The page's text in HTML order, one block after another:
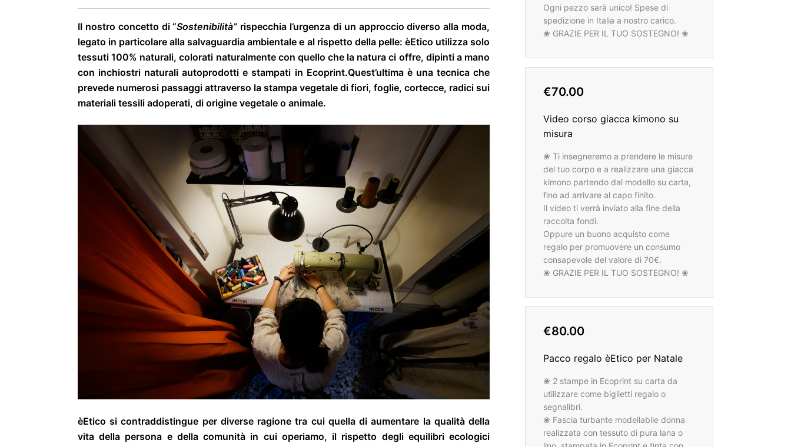
Il nostro concetto di “Sostenibilità” rispecchia l’urgenza di un approccio diverso alla moda,
legato in particolare alla salvaguardia ambientale e al rispetto della pelle: èEtico utilizza solo
tessuti 100% naturali, colorati naturalmente con quello che la natura ci offre, dipinti a mano
con inchiostri naturali autoprodotti e stampati in Ecoprint.Quest’ultima è una tecnica che
prevede numerosi passaggi attraverso la stampa vegetale di fiori, foglie, cortecce, radici sui
materiali tessili adoperati, di origine vegetale o animale.
èEtico si contraddistingue per diverse ragione tra cui quella di aumentare la qualità della
vita della persona e della comunità in cui operiamo, il rispetto degli equilibri ecologici
Ogni pezzo sarà unico! Spese di
spedizione in Italia a nostro carico.
❀ GRAZIE PER IL TUO SOSTEGNO! ❀
€70.00
Video corso giacca kimono su
misura
❀ Ti insegneremo a prendere le misure
del tuo corpo e a realizzare una giacca
kimono partendo dal modello su carta,
fino ad arrivare al capo finito.
Il video ti verrà inviato alla fine della
raccolta fondi.
Oppure un buono acquisto come
regalo per promuovere un consumo
consapevole del valore di 70€.
❀ GRAZIE PER IL TUO SOSTEGNO! ❀
€80.00
Pacco regalo èEtico per Natale
❀ 2 stampe in Ecoprint su carta da
utilizzare come biglietti regalo o
segnalibri.
❀ Fascia turbante modellabile donna
realizzata con tessuto di pura lana o